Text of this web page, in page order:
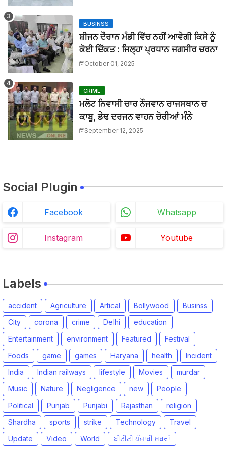
ਪੁਲਿਸ ਵੱਲੋਂ 24 ਘੰਟਿਆਂ ਵਿੱਚ ਅੰਨੇ ਕਤਲ ਦੀ ਗੁੱਥੀ ਸੁਲਝਾਈ, ਦੋਸ਼ੀ
BTTNEWS-Mar 31 2026
ਆਪ ਸਰਕਾਰ ਨੇ ਚਾਰ ਸਾਲਾਂ ਵਿੱਚ ਉਹ ਕੀਤਾ ਜੋ ਦੂਜੀਆਂ ਸਰਕਾਰਾਂ ਨੇ
BTTNEWS-Mar 27 2026
ਮਾਨਯੋਗ ਜਸਟਿਸ ਸ੍ਰੀ ਦੀਪਕ ਮਨਚੰਦਾ, ਪੰਜਾਬ ਅਤੇ ਹਰਿਆਣਾ
BTTNEWS -Mar 27 2026
ਬੀਟ ਕਾਰ ਨਾਲ ਟਕਰਾ ਕੇ ਵਿਅਕਤੀ ਦੀ ਮੌਤ, ਨਹੀਂ ਹੋਈ ਪਹਿਚਾਣ
BTTNEWS-Aug 02 2026
BUSINSS
ਸ਼ੀਜਨ ਦੌਰਾਨ ਮੰਡੀ ਵਿੱਚ ਨਹੀਂ ਆਵੇਗੀ ਕਿਸੇ ਨੂੰ
ਕੋਈ ਦਿੱਕਤ : ਜਿਲ੍ਹਾ ਪ੍ਰਧਾਨ ਜਗਸੀਰ ਚਰਨਾ
October 01, 2025
CRIME
ਮਲੋਟ ਨਿਵਾਸੀ ਚਾਰ ਨੌਜਵਾਨ ਰਾਜਸਥਾਨ ਚ
ਕਾਬੂ, ਡੇਢ ਦਰਜਨ ਵਾਹਨ ਚੋਰੀਆਂ ਮੰਨੇ
September 12, 2025
Social Plugin
Facebook Whatsapp
Instagram Youtube
Labels
accident Agriculture Artical Bollywood
Businss
City
corona crime Delhi
education
Entertainment
environment Featured
Festival
Foods
game games Haryana health
Incident
India
Indian railways lifestyle Movies
murdar
Music
Nature Negligence new
People
Political
Punjab Punjabi Rajasthan
religion
Shardha
sports strike Technology
Travel
Update
Video World ਬੀਟੀਟੀ ਪੰਜਾਬੀ ਖ਼ਬਰਾਂ